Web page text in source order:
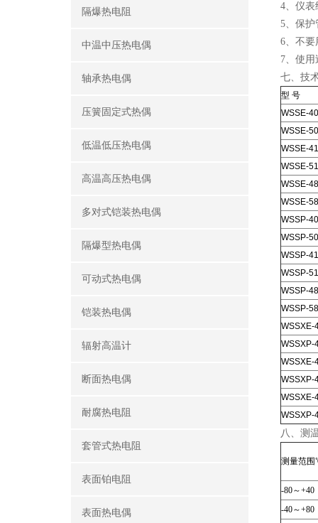
隔爆热电阻
中温中压热电偶
轴承热电偶
压簧固定式热偶
低温低压热电偶
高温高压热电偶
多对式铠装热电偶
隔爆型热电偶
可动式热电偶
铠装热电偶
辐射高温计
断面热电偶
耐腐热电阻
套管式热电阻
表面铂电阻
表面热电偶
4、仪表
5、保护
6、不要
7、使
七、技
型 号
WSSE-
WSSE-
WSSE-
WSSE-
WSSE-
WSSE-
WSSP-
WSSP-
WSSP-
WSSP-
WSSP-
WSSP-
WSSXE-
WSSXP-
WSSXE-
WSSXP-
WSSXE-
WSSXP-
八、测
测量范
-80～+40
-40～+80